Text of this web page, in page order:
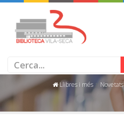
WII
Llibres i més Novetats